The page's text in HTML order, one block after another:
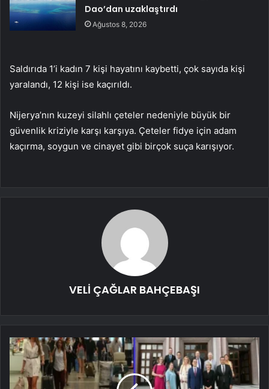
Dao’dan uzaklaştırdı
Ağustos 8, 2026
Saldırıda 1’i kadın 7 kişi hayatını kaybetti, çok sayıda kişi
yaralandı, 12 kişi ise kaçırıldı.
Nijerya’nın kuzeyi silahlı çeteler nedeniyle büyük bir
güvenlik kriziyle karşı karşıya. Çeteler fidye için adam
kaçırma, soygun ve cinayet gibi birçok suça karışıyor.
VELİ ÇAĞLAR BAHÇEBAŞI